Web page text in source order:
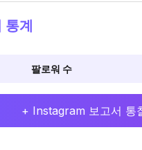
통계
팔로워 수
+ Instagram 보고서 통